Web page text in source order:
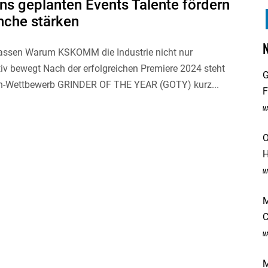
geplanten Events Talente fördern
stärken
Warum KSKOMM die Industrie nicht nur
bewegt Nach der erfolgreichen Premiere 2024 steht
Wettbewerb GRINDER OF THE YEAR (GOTY) kurz...